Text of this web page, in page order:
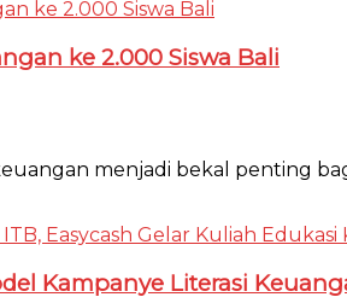
ke 2.000 Siswa Bali
menjadi bekal penting
Kampanye Literasi